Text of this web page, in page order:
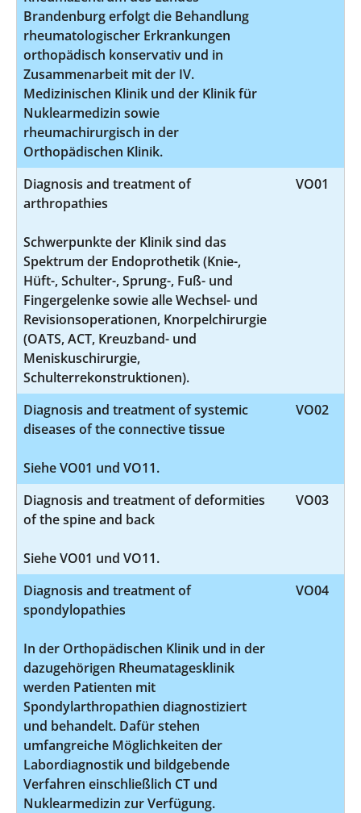
Brandenburg erfolgt die Behandlung
rheumatologischer Erkrankungen
orthopädisch konservativ und in
Zusammenarbeit mit der IV.
Medizinischen Klinik und der Klinik für
Nuklearmedizin sowie
rheumachirurgisch in der
Orthopädischen Klinik.
Diagnosis and treatment of
arthropathies
Schwerpunkte der Klinik sind das
Spektrum der Endoprothetik (Knie-,
Hüft-, Schulter-, Sprung-, Fuß- und
Fingergelenke sowie alle Wechsel- und
Revisionsoperationen, Knorpelchirurgie
(OATS, ACT, Kreuzband- und
Meniskuschirurgie,
Schulterrekonstruktionen).
VO01
Diagnosis and treatment of systemic
diseases of the connective tissue
Siehe VO01 und VO11.
VO02
Diagnosis and treatment of deformities
of the spine and back
Siehe VO01 und VO11.
VO03
Diagnosis and treatment of
spondylopathies
In der Orthopädischen Klinik und in der
dazugehörigen Rheumatagesklinik
werden Patienten mit
Spondylarthropathien diagnostiziert
und behandelt. Dafür stehen
umfangreiche Möglichkeiten der
Labordiagnostik und bildgebende
Verfahren einschließlich CT und
Nuklearmedizin zur Verfügung.
VO04